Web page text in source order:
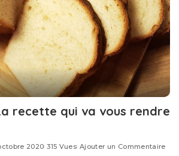
recette qui va vous rendre
2020 315 Vues Ajouter un Commentaire